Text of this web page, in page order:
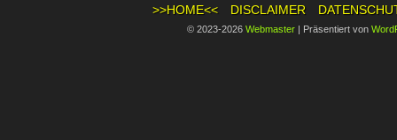
>>HOME<<
DISCLAIMER
© 2023-2026 Webmaster | Präsentiert von